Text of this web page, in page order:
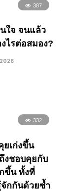
387
ใจ จนแล้ว
ไรต่อสมอง?
332
ยเก่งขึ้น
งชอบคุยกับ
ขึ้น ทั้งที่
กกันด้วยซ้ำ